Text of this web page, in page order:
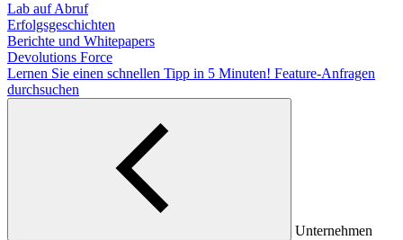
Lab auf Abruf
Erfolgsgeschichten
Berichte und Whitepapers
Devolutions Force
Lernen Sie einen schnellen Tipp in 5 Minuten! Feature-Anfragen
durchsuchen
Unternehmen